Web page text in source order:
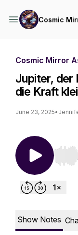
Cosmic
Cosmic Mirror
Jupiter, der
die Kraft
June 23, 2025•
Use
Show Notes